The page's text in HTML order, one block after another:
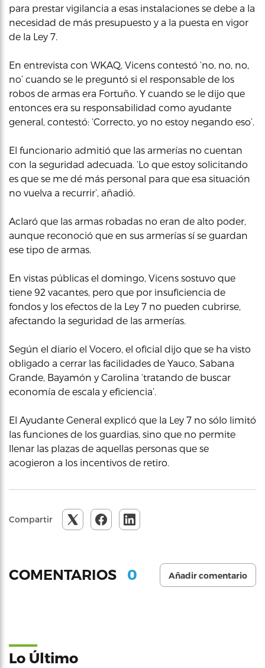
para prestar vigilancia a esas instalaciones se debe a la
necesidad de más presupuesto y a la puesta en vigor
de la Ley 7.
En entrevista con WKAQ, Vicens contestó ‘no, no, no,
no’ cuando se le preguntó si el responsable de los
robos de armas era Fortuño. Y cuando se le dijo que
entonces era su responsabilidad como ayudante
general, contestó: ‘Correcto, yo no estoy negando eso’.
El funcionario admitió que las armerías no cuentan
con la seguridad adecuada. ‘Lo que estoy solicitando
es que se me dé más personal para que esa situación
no vuelva a recurrir’, añadió.
Aclaró que las armas robadas no eran de alto poder,
aunque reconoció que en sus armerías sí se guardan
ese tipo de armas.
En vistas públicas el domingo, Vicens sostuvo que
tiene 92 vacantes, pero que por insuficiencia de
fondos y los efectos de la Ley 7 no pueden cubrirse,
afectando la seguridad de las armerías.
Según el diario el Vocero, el oficial dijo que se ha visto
obligado a cerrar las facilidades de Yauco, Sabana
Grande, Bayamón y Carolina ‘tratando de buscar
economía de escala y eficiencia’.
El Ayudante General explicó que la Ley 7 no sólo limitó
las funciones de los guardias, sino que no permite
llenar las plazas de aquellas personas que se
acogieron a los incentivos de retiro.
Compartir
COMENTARIOS 0 Añadir comentario
Lo Último